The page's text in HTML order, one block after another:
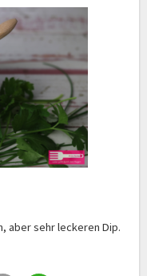
aber sehr leckeren Dip.